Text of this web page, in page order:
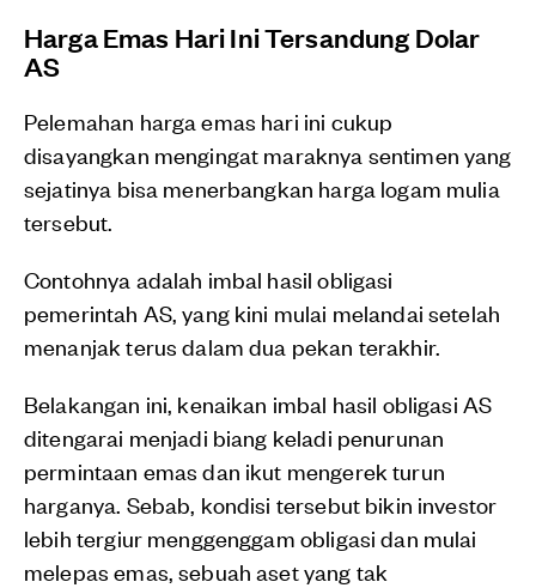
Harga Emas Hari Ini Tersandung Dolar
AS
Pelemahan harga emas hari ini cukup
disayangkan mengingat maraknya sentimen yang
sejatinya bisa menerbangkan harga logam mulia
tersebut.
Contohnya adalah imbal hasil obligasi
pemerintah AS, yang kini mulai melandai setelah
menanjak terus dalam dua pekan terakhir.
Belakangan ini, kenaikan imbal hasil obligasi AS
ditengarai menjadi biang keladi penurunan
permintaan emas dan ikut mengerek turun
harganya. Sebab, kondisi tersebut bikin investor
lebih tergiur menggenggam obligasi dan mulai
melepas emas, sebuah aset yang tak